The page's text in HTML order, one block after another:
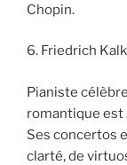
Chopin.
6. Friedrich
Pianiste
romantique est
Ses concertos
clarté, de